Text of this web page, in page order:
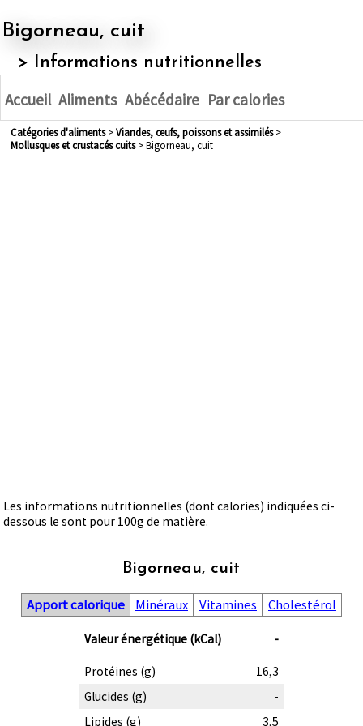
Bigorneau, cuit
> Informations nutritionnelles
Accueil Aliments Abécédaire Par calories
Catégories d'aliments> viandes, œufs, poissons et assimilés>
mollusques et crustacés cuits> Bigorneau, cuit
Les informations nutritionnelles (dont calories) indiquées ci-
dessous le sont pour 100g de matière.
Bigorneau, cuit
Apport calorique Minéraux Vitamines Cholestérol
Valeur énergétique (kCal) -
Protéines (g)
16,3
Glucides (g)
-
Lipides (g)
3,5